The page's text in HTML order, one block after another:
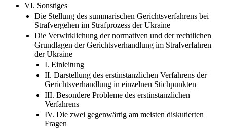
VI. Sonstiges
Die Stellung des summarischen Gerichtsverfahrens bei
Strafvergehen im Strafprozess der Ukraine
Die Verwirklichung der normativen und der rechtlichen
Grundlagen der Gerichtsverhandlung im Strafverfahren
der Ukraine
I. Einleitung
II. Darstellung des erstinstanzlichen Verfahrens der
Gerichtsverhandlung in einzelnen Stichpunkten
III. Besondere Probleme des erstinstanzlichen
Verfahrens
IV. Die zwei gegenwärtig am meisten diskutierten
Fragen